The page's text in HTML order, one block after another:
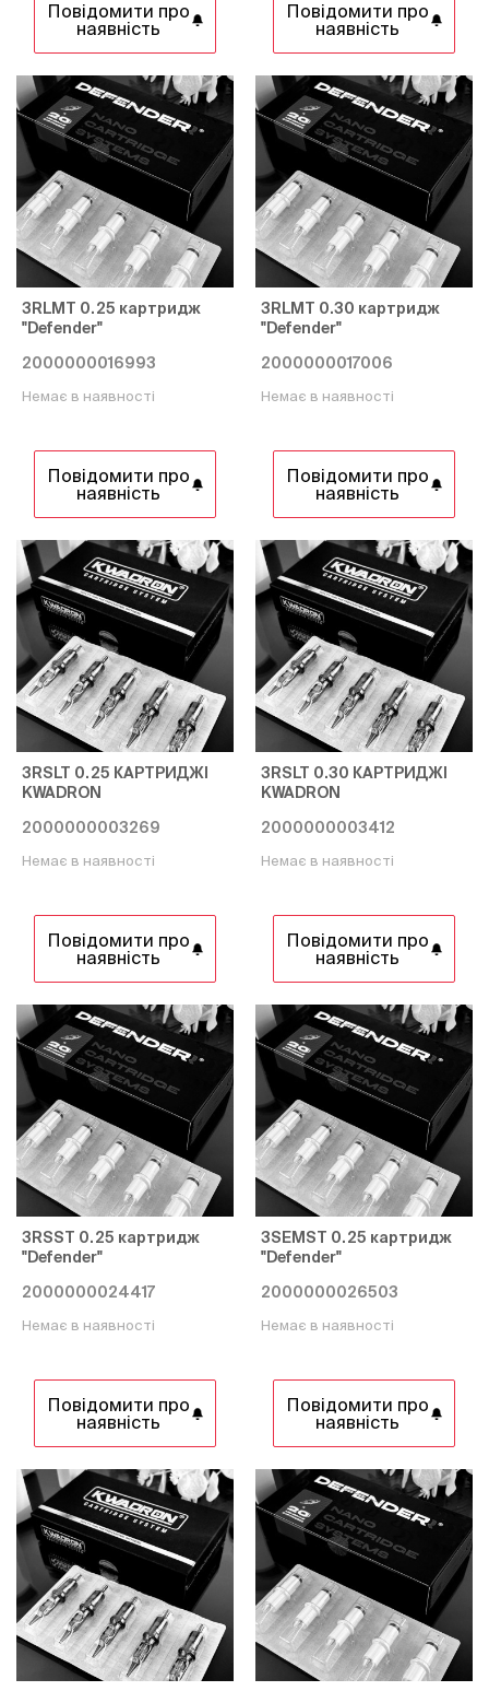
Повідомити про
наявність
Повідомити про
наявність
3RLMT 0.25 картридж
"Defender"
2000000016993
Немає в наявності
Повідомити про
наявність
3RLMT 0.30 картридж
"Defender"
2000000017006
Немає в наявності
Повідомити про
наявність
3RSLT 0.25 КАРТРИДЖІ
KWADRON
2000000003269
Немає в наявності
Повідомити про
наявність
3RSLT 0.30 КАРТРИДЖІ
KWADRON
2000000003412
Немає в наявності
Повідомити про
наявність
3RSST 0.25 картридж
"Defender"
2000000024417
Немає в наявності
Повідомити про
наявність
3SEMST 0.25 картридж
"Defender"
2000000026503
Немає в наявності
Повідомити про
наявність